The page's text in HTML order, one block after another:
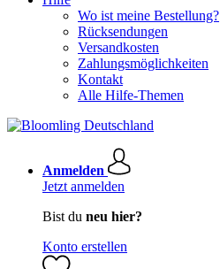
Wo ist meine Bestellung?
Rücksendungen
Versandkosten
Zahlungsmöglichkeiten
Kontakt
Alle Hilfe-Themen
Anmelden
Jetzt anmelden
Bist du neu hier?
Konto erstellen